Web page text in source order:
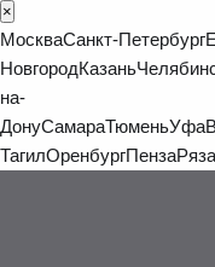
×
МоскваСанкт-Петербург
НовгородКазань
на-
ДонуСамараТюменьУфа
ТагилОренбургПенза